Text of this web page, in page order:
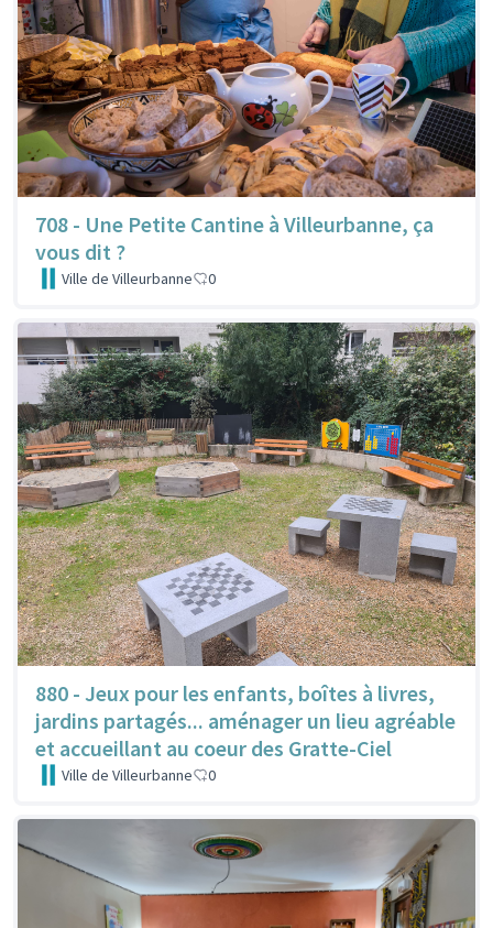
708 - Une Petite Cantine à Villeurbanne, ça
vous dit ?
Ville de Villeurbanne 0
880 - Jeux pour les enfants, boîtes à livres,
jardins partagés... aménager un lieu agréable
et accueillant au coeur des Gratte-Ciel
Ville de Villeurbanne 0